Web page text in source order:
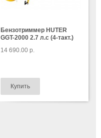
Бензотриммер HUTER
GGT-2000 2.7 л.с (4-такт.)
14 690.00 р.